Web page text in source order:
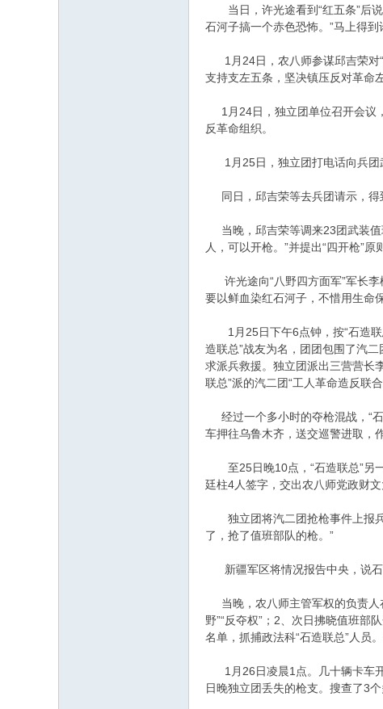
当日，许光途看到“红五条”后说
石河子搞一个赤色恐怖。”马上得到
1月24日，农八师参谋邱吉荣对“
支持支左五条，坚决镇压反对革命
1月24日，独立团单位召开会议，
反革命组织。
1月25日，独立团打电话向兵团
同日，邱吉荣等去兵团请示，得
当晚，邱吉荣等调来23团武装值
人，可以开枪。”并提出“四开枪”
许光途向“八野四方面军”军长李
要以鲜血染红石河子，不惜用生命
1月25日下午6点钟，按“石造联
造联总”战友为名，团团包围了汽二
求派兵救援。独立团派出三营营长
联总”派的汽二团“工人革命造反联
经过一个多小时的夺枪混战，“
车押往乌鲁木齐，送交巡警进取，
至25日晚10点，“石造联总”另一
廷柱4人签字，交出农八师党政财
独立团将汽二团抢枪事件上报兵
了，抢了值班部队的枪。”
新疆军区将情况报告中央，说石
当晚，农八师主管军权的负责人
野”“反夺权”；2、次日拂晓值班部
名单，抓捕政法科“石造联总”人员
1月26日凌晨1点。几十辆卡车开
日晚独立团丢失的枪支。搜查了3